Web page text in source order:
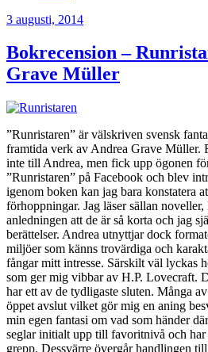
3 augusti, 2014
Bokrecension –
Grave Müller
”Runristaren” är välskriven svensk
framtida verk av Andrea Grave Müller.
inte till Andrea, men fick upp ögonen
”Runristaren” på Facebook och blev
igenom boken kan jag bara konstatera
förhoppningar. Jag läser sällan noveller,
anledningen att de är så korta och jag
berättelser. Andrea utnyttjar dock
miljöer som känns trovärdiga och
fångar mitt intresse. Särskilt väl lyckas
som ger mig vibbar av H.P. Lovecraft.
har ett av de tydligaste sluten. Många
öppet avslut vilket gör mig en aning
min egen fantasi om vad som händer
seglar initialt upp till favoritnivå och
grepp. Dessvärre övergår handlingen